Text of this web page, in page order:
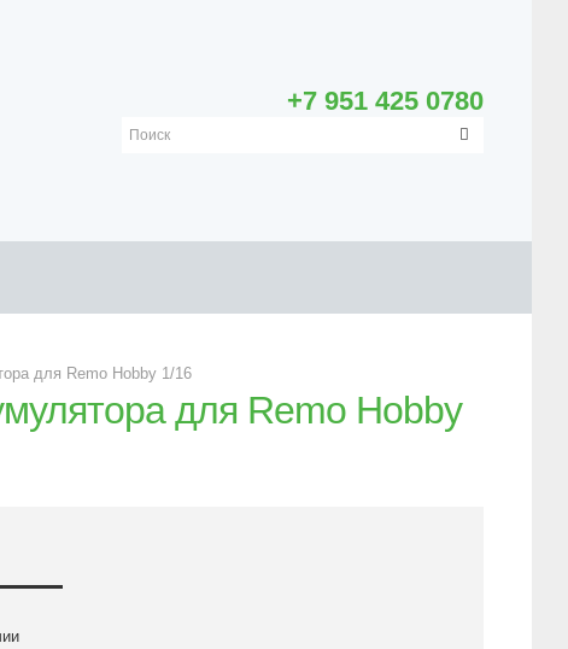
+7 951 425 0780
для Remo Hobby 1/16
для Remo Hobby